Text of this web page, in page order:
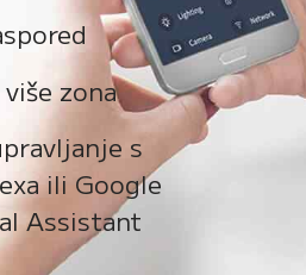
zona
s
ili Google
Assistant